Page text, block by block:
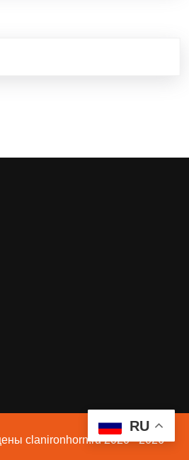
clanironhorn.ru 2020 - 2026
RU